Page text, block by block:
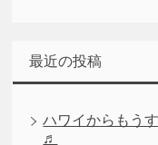
最近の投稿
ハワイからもう
♬